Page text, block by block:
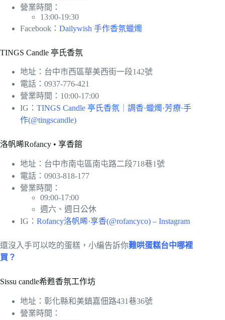
營業時間：
13:00-19:30
Facebook： Dailywish 手作香氛蠟燭
TINGS Candle 亭氏香氛
地址：台中市西區華美西街一段142號
電話：0937-776-421
營業時間：10:00-17:00
IG： TINGS Candle 亭氏香氛｜調香·蠟燭·芳療·手
作(@tingscandle)
洛帆晞Rofancy • 享香館
地址：台中市南屯區南屯路二段718巷1號
電話：0903-818-177
營業時間：
09:00-17:00
週六、週日公休
IG： Rofancy洛帆晞·享香(@rofancyco) – Instagram
還沒入手可以吃的蛋糕，小編告訴你難哄蛋糕台中哪裡
買？
Sissu candle希甦香氛工作坊
地址：彰化縣和美鎮嘉佃路431巷36號
營業時間：